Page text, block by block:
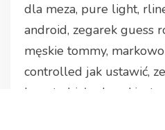
dla meza, pure light,
android, zegarek guess
męskie tommy,
controlled jak ustawić,
lacoste białe damskie,